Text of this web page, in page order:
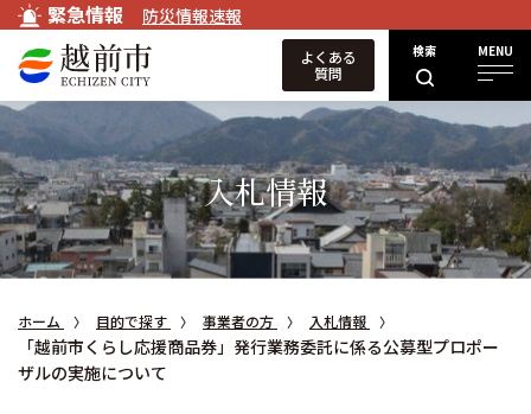
緊急情報 防災情報速報
検索 MENU
よくある
質問
入札情報
ホーム 目的で探す 事業者の方 入札情報
「越前市くらし応援商品券」発行業務委託に係る公募型プロポー
ザルの実施について